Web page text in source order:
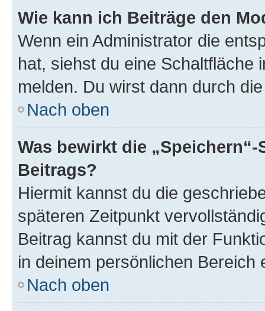
Wie kann ich Beiträge den
Wenn ein Administrator die
hat, siehst du eine Schaltfläche
melden. Du wirst dann durch
Nach oben
Was bewirkt die
Beitrags?
Hiermit kannst du die
späteren Zeitpunkt
Beitrag kannst du mit der
in deinem persönlichen Bereich
Nach oben